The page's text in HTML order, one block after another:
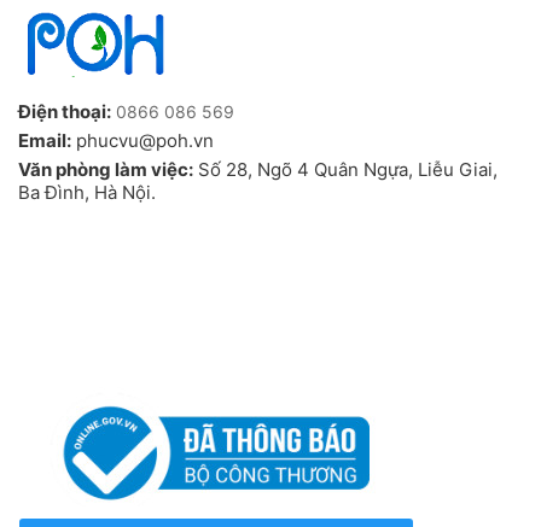
Điện thoại: 0866 086 569
Email: phucvu@poh.vn
Văn phòng làm việc: Số 28, Ngõ 4 Quân Ngựa, Liễu Giai,
Ba Đình, Hà Nội.